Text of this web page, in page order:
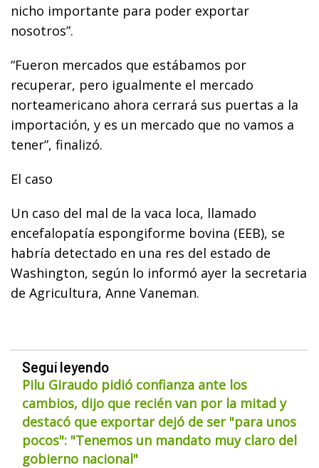
nicho importante para poder exportar
nosotros”.
“Fueron mercados que estábamos por
recuperar, pero igualmente el mercado
norteamericano ahora cerrará sus puertas a la
importación, y es un mercado que no vamos a
tener”, finalizó.
El caso
Un caso del mal de la vaca loca, llamado
encefalopatía espongiforme bovina (EEB), se
habría detectado en una res del estado de
Washington, según lo informó ayer la secretaria
de Agricultura, Anne Vaneman.
Seguí leyendo
Pilu Giraudo pidió confianza ante los
cambios, dijo que recién van por la mitad y
destacó que exportar dejó de ser "para unos
pocos": "Tenemos un mandato muy claro del
gobierno nacional"